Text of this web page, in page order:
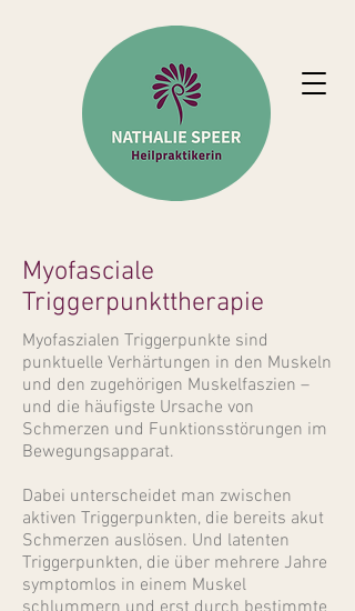
Myofasciale
Triggerpunkttherapie
Myofaszialen Triggerpunkte sind
punktuelle Verhärtungen in den Muskeln
und den zugehörigen Muskelfaszien –
und die häufigste Ursache von
Schmerzen und Funktionsstörungen im
Bewegungsapparat.
Dabei unterscheidet man zwischen
aktiven Triggerpunkten, die bereits akut
Schmerzen auslösen. Und latenten
Triggerpunkten, die über mehrere Jahre
symptomlos in einem Muskel